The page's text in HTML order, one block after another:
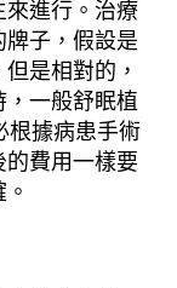
進行。治療
子，假設是
是相對的，
一般舒眠植
根據病患手術
費用一樣要